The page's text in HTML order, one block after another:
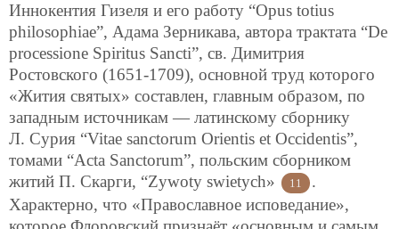
Иннокентия Гизеля и его работу “Opus totius
philosophiae”, Адама Зерникава, автора трактата “De
processione Spiritus Sancti”, св. Димитрия
Ростовского (1651-1709), основной труд которого
«Жития святых» составлен, главным образом, по
западным источникам — латинскому сборнику
Л. Сурия “Vitae sanctorum Orientis et Occidentis”,
томами “Acta Sanctorum”, польским сборником
житий П. Скарги, “Zywoty swietych»
11
.
Характерно, что «Православное исповедание»,